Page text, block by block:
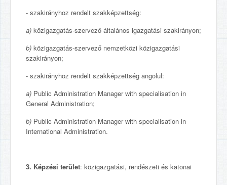
- szakirányhoz rendelt szakképzettség:
a) közigazgatás-szervező általános igazgatási szakirányon;
b) közigazgatás-szervező nemzetközi közigazgatási
szakirányon;
- szakirányhoz rendelt szakképzettség angolul:
a) Public Administration Manager with specialisation in
General Administration;
b) Public Administration Manager with specialisation in
International Administration.
3. Képzési terület: közigazgatási, rendészeti és katonai